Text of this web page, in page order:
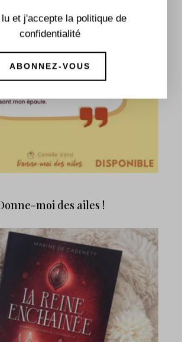
moi des ailes !
et j'accepte la politique de
confidentialité